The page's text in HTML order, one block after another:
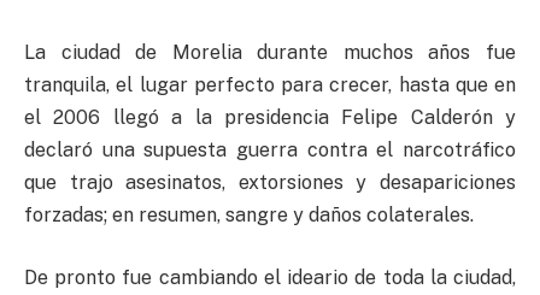
La ciudad de Morelia durante muchos años fue
tranquila, el lugar perfecto para crecer, hasta que en
el 2006 llegó a la presidencia Felipe Calderón y
declaró una supuesta guerra contra el narcotráfico
que trajo asesinatos, extorsiones y desapariciones
forzadas; en resumen, sangre y daños colaterales.
De pronto fue cambiando el ideario de toda la ciudad,